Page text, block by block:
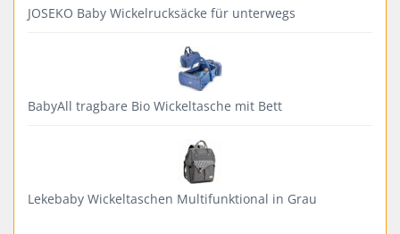
JOSEKO Baby Wickelrucksäcke für unterwegs
BabyAll tragbare Bio Wickeltasche mit Bett
Lekebaby Wickeltaschen Multifunktional in Grau